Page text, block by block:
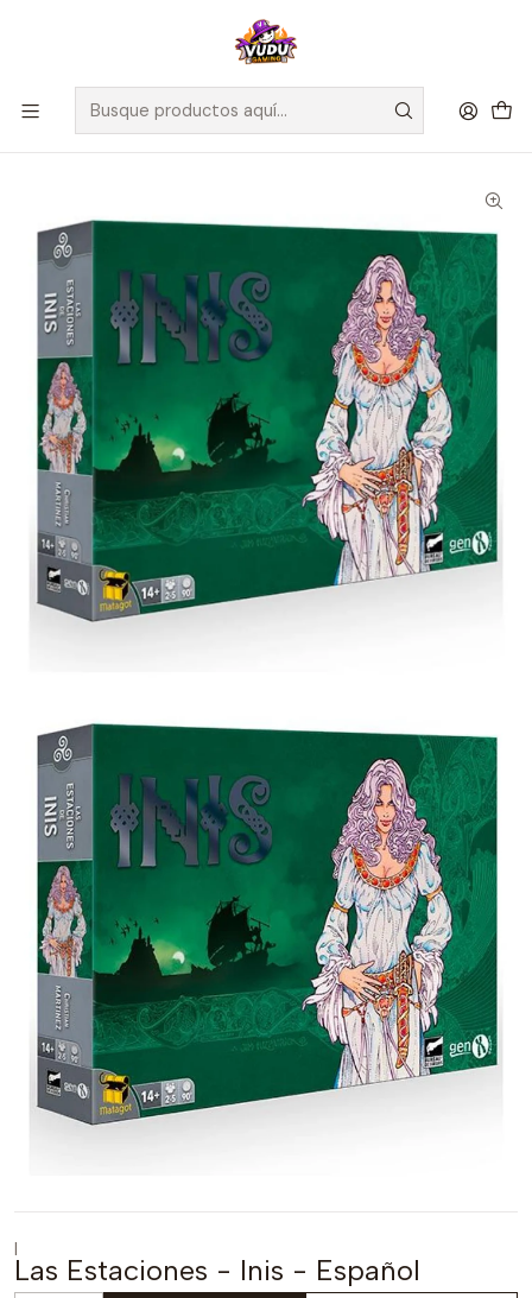
🚀 ¡Despachamos a todo Chile! Envío GRATIS a Regiones sobre
$100.000 y a RM sobre $35.000
Inicio Juegos de Mesa Competitivos
Las Estaciones - Inis - Español
|
Las Estaciones - Inis - Español